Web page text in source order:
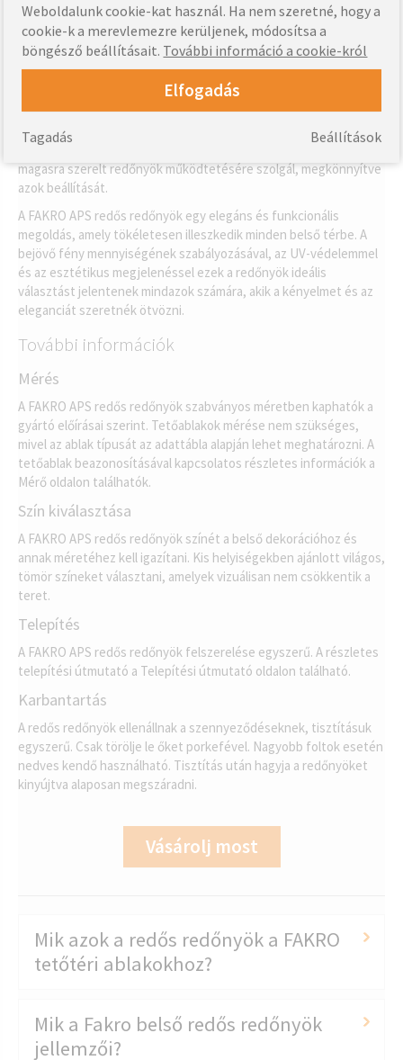
Adatvédelem: A teljesen behúzott redőnyök teljes körű
magánéletet biztosítanak a felhasználók számára.
Esztétika: Az alumínium vezetők két színváltozatban kaphatók -
fehérre lakkozott és ezüst eloxált - lehetővé téve a tökéletes
illeszkedést a belső dekorációhoz.
Az APS redős redőnyök manuálisan működtethetők, biztosítva az
egyszerűséget és a megbízhatóságot. Az univerzális ZST rúd a
magasra szerelt redőnyök működtetésére szolgál, megkönnyítve
azok beállítását.
A FAKRO APS redős redőnyök egy elegáns és funkcionális
megoldás, amely tökéletesen illeszkedik minden belső térbe. A
bejövő fény mennyiségének szabályozásával, az UV-védelemmel
és az esztétikus megjelenéssel ezek a redőnyök ideális
választást jelentenek mindazok számára, akik a kényelmet és az
eleganciát szeretnék ötvözni.
További információk
Mérés
A FAKRO APS redős redőnyök szabványos méretben kaphatók a
gyártó előírásai szerint. Tetőablakok mérése nem szükséges,
mivel az ablak típusát az adattábla alapján lehet meghatározni. A
tetőablak beazonosításával kapcsolatos részletes információk a
Mérő oldalon találhatók.
Szín kiválasztása
A FAKRO APS redős redőnyök színét a belső dekorációhoz és
annak méretéhez kell igazítani. Kis helyiségekben ajánlott világos,
tömör színeket választani, amelyek vizuálisan nem csökkentik a
teret.
Telepítés
A FAKRO APS redős redőnyök felszerelése egyszerű. A részletes
telepítési útmutató a Telepítési útmutató oldalon található.
Karbantartás
A redős redőnyök ellenállnak a szennyeződéseknek, tisztításuk
egyszerű. Csak törölje le őket porkefével. Nagyobb foltok esetén
nedves kendő használható. Tisztítás után hagyja a redőnyöket
kinyújtva alaposan megszáradni.
Vásárolj most
Mik azok a redős redőnyök a FAKRO
tetőtéri ablakokhoz?
Mik a Fakro belső redős redőnyök
jellemzői?
Weboldalunk cookie-kat használ. Ha nem szeretné, hogy a
cookie-k a merevlemezre kerüljenek, módosítsa a
böngésző beállításait. További információ a cookie-król
Elfogadás
Beállítások
Tagadás